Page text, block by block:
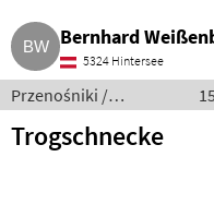
Bernhard
5324 Hintersee
Przenośniki /
Przenośniki
dmuchawe
Trogschnecke